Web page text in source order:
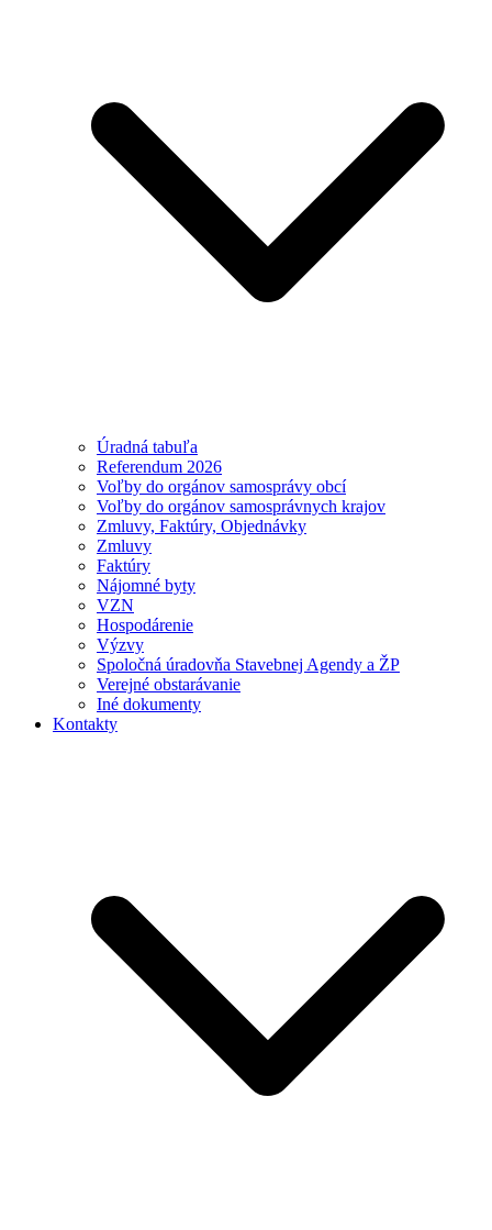
Úradná tabuľa
Referendum 2026
Voľby do orgánov samosprávy obcí
Voľby do orgánov samosprávnych krajov
Zmluvy, Faktúry, Objednávky
Zmluvy
Faktúry
Nájomné byty
VZN
Hospodárenie
Výzvy
Spoločná úradovňa Stavebnej Agendy a ŽP
Verejné obstarávanie
Iné dokumenty
Kontakty